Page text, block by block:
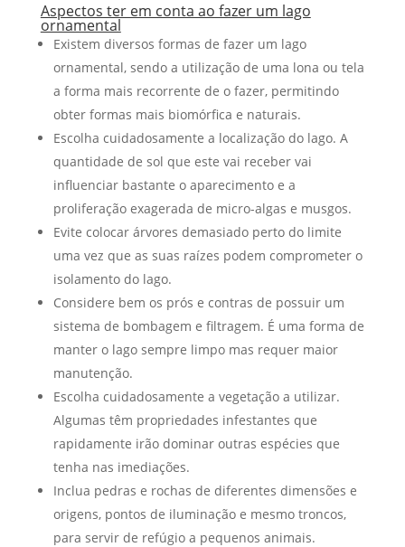
Aspectos ter em conta ao fazer um lago
ornamental
Existem diversos formas de fazer um lago
ornamental, sendo a utilização de uma lona ou tela
a forma mais recorrente de o fazer, permitindo
obter formas mais biomórfica e naturais.
Escolha cuidadosamente a localização do lago. A
quantidade de sol que este vai receber vai
influenciar bastante o aparecimento e a
proliferação exagerada de micro-algas e musgos.
Evite colocar árvores demasiado perto do limite
uma vez que as suas raízes podem comprometer o
isolamento do lago.
Considere bem os prós e contras de possuir um
sistema de bombagem e filtragem. É uma forma de
manter o lago sempre limpo mas requer maior
manutenção.
Escolha cuidadosamente a vegetação a utilizar.
Algumas têm propriedades infestantes que
rapidamente irão dominar outras espécies que
tenha nas imediações.
Inclua pedras e rochas de diferentes dimensões e
origens, pontos de iluminação e mesmo troncos,
para servir de refúgio a pequenos animais.